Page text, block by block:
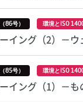
86号） 環境とISO
イング（2）－
85号） 環境とISO
イング（1）－